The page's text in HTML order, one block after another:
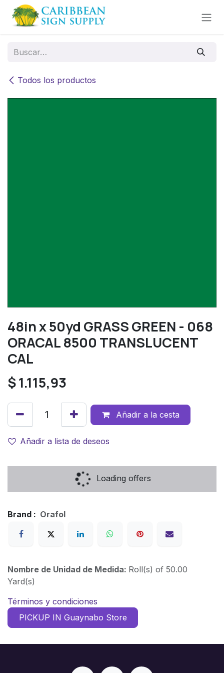
Ir al contenido
Todos los productos
48in x 50yd GRASS GREEN - 068
ORACAL 8500 TRANSLUCENT
CAL
$1.115,93
Añadir a la cesta
Añadir a lista de deseos
Loading offers
Brand : Orafol
Nombre de Unidad de Medida: Roll(s) of 50.00
Yard(s)
Términos y condiciones
PICKUP IN Guaynabo Store